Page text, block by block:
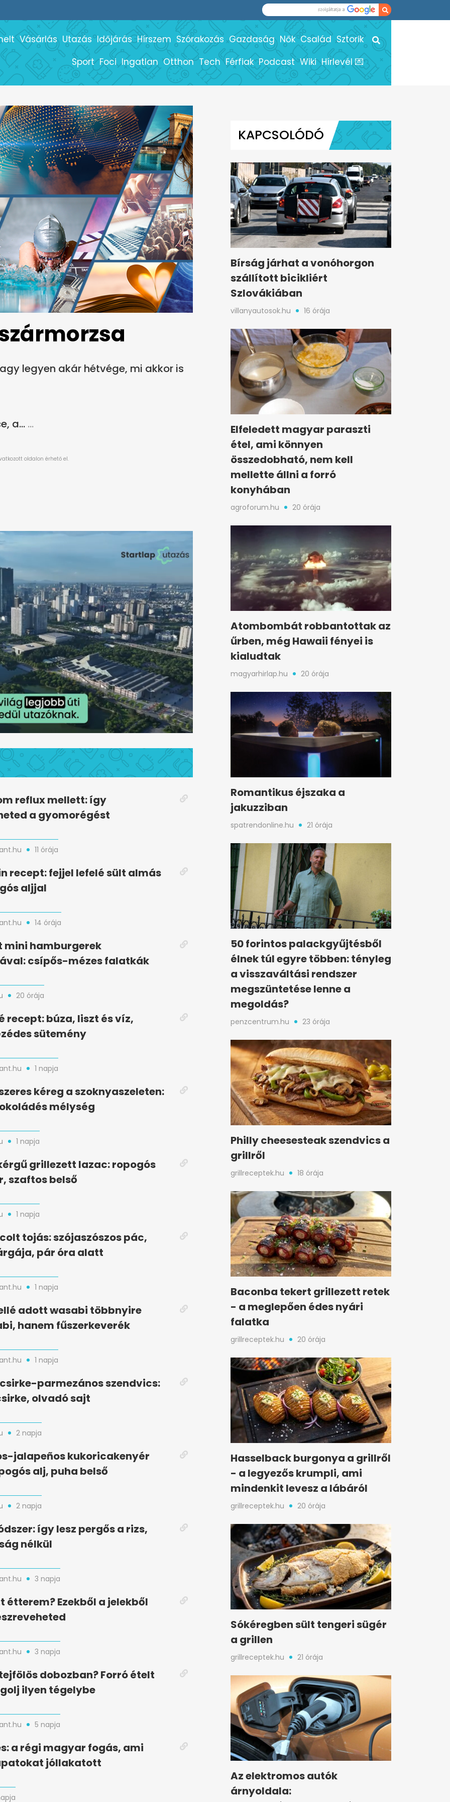
Vásárlás Utazás Időjárás Hírszem Szórakozás Gazdaság Nők Család Sztorik
Sport Foci Ingatlan Otthon Tech Férfiak Podcast Wiki Hírlevél 💌
legyen akár hétvége, mi akkor is
a...
reflux mellett: így
a gyomorégést
11 órája
recept: fejjel lefelé sült almás
aljjal
14 órája
mini hamburgerek
csípős-mézes falatkák
20 órája
recept: búza, liszt és víz,
sütemény
1 napja
kéreg a szoknyaszeleten:
mélység
1 napja
grillezett lazac: ropogós
szaftos belső
1 napja
tojás: szójaszószos pác,
pár óra alatt
1 napja
adott wasabi többnyire
hanem fűszerkeverék
1 napja
parmezános szendvics:
olvadó sajt
2 napja
jalapeños kukoricakenyér
alj, puha belső
2 napja
így lesz pergős a rizs,
nélkül
3 napja
étterem? Ezekből a jelekből
3 napja
dobozban? Forró ételt
ilyen tégelybe
5 napja
a régi magyar fogás, ami
jóllakatott
KAPCSOLÓDÓ
Bírság járhat a vonóhorgon
szállított bicikliért
Szlovákiában
villanyautosok.hu 16 órája
Elfeledett magyar paraszti
étel, ami könnyen
összedobható, nem kell
mellette állni a forró
konyhában
agroforum.hu 20 órája
Atombombát robbantottak az
űrben, még Hawaii fényei is
kialudtak
magyarhirlap.hu 20 órája
Romantikus éjszaka a
jakuzziban
spatrendonline.hu 21 órája
50 forintos palackgyűjtésből
élnek túl egyre többen: tényleg
a visszaváltási rendszer
megszüntetése lenne a
megoldás?
penzcentrum.hu 23 órája
Philly cheesesteak szendvics a
grillről
grillreceptek.hu 18 órája
Baconba tekert grillezett retek
- a meglepően édes nyári
falatka
grillreceptek.hu 20 órája
Hasselback burgonya a grillről
- a legyezős krumpli, ami
mindenkit levesz a lábáról
grillreceptek.hu 20 órája
Sókéregben sült tengeri sügér
a grillen
grillreceptek.hu 21 órája
Az elektromos autók
árnyoldala: